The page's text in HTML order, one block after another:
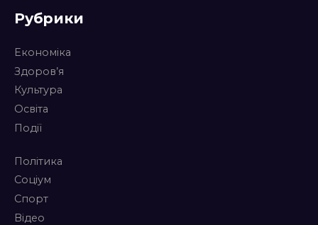
Рубрики
Економіка
Здоров’я
Культура
Освіта
Події
Політика
Соціум
Спорт
Відео